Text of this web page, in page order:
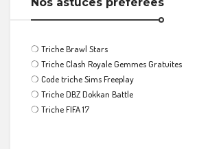
❍ Triche Brawl Stars
❍ Triche Clash Royale Gemmes Gratuites
❍ Code triche Sims Freeplay
❍ Triche DBZ Dokkan Battle
❍ Triche FIFA 17